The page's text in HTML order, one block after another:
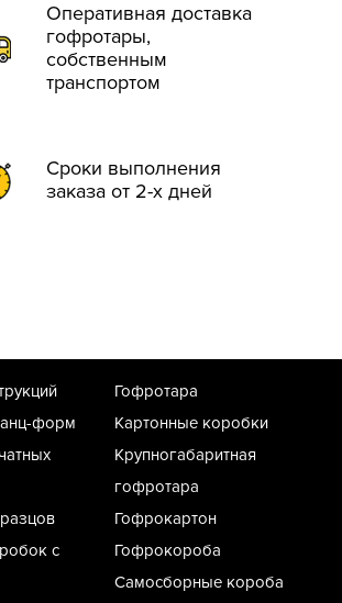
Оперативная доставка
гофротары,
собственным
транспортом
Сроки выполнения
заказа от 2-х дней
форм
с
Гофротара
Картонные коробки
Крупногабаритная
гофротара
Гофрокартон
Гофрокороба
Самосборные короба